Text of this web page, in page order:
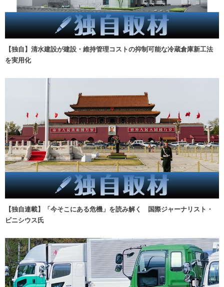
【独自】清水建設が建設・維持管理コストの抑制可能な冷蔵倉庫新工法
を実用化
【独自連載】「今そこにある危機」を読み解く 国際ジャーナリスト・
ビニシウス氏